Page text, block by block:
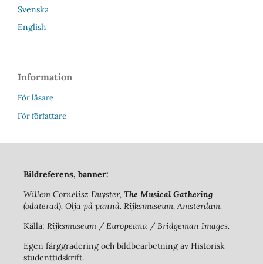
Svenska
English
Information
För läsare
För författare
Bildreferens, banner:
Willem Cornelisz Duyster, The Musical Gathering
(odaterad). Olja på pannå. Rijksmuseum, Amsterdam.
Källa: Rijksmuseum / Europeana / Bridgeman Images.
Egen färggradering och bildbearbetning av Historisk
studenttidskrift.